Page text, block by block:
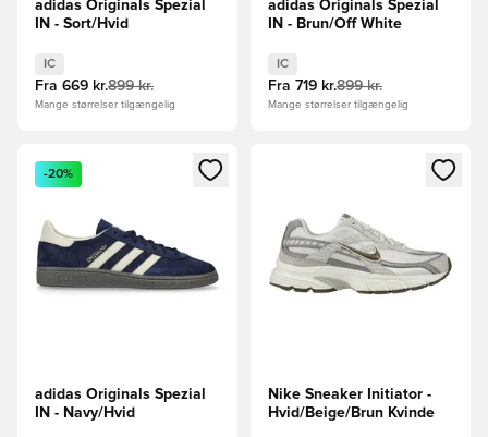
adidas Originals Spezial
IN - Sort/Hvid
IC
Fra 669 kr.899 kr.
Mange størrelser tilgængelig
adidas Originals Spezial
IN - Brun/Off White
IC
Fra 719 kr.899 kr.
Mange størrelser tilgængelig
Åbner en Modal til at logge ind eller tilmelde dig som
-20%
adidas Originals Spezial
IN - Navy/Hvid
Åbner en Modal til at logge
Nike Sneaker Initiator -
Hvid/Beige/Brun Kvinde